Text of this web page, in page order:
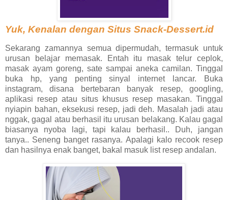
Yuk, Kenalan dengan Situs Snack-Dessert.id
Sekarang zamannya semua dipermudah, termasuk untuk
urusan belajar memasak. Entah itu masak telur ceplok,
masak ayam goreng, sate sampai aneka camilan. Tinggal
buka hp, yang penting sinyal internet lancar. Buka
instagram, disana bertebaran banyak resep, googling,
aplikasi resep atau situs khusus resep masakan. Tinggal
nyiapin bahan, eksekusi resep, jadi deh. Masalah jadi atau
nggak, gagal atau berhasil itu urusan belakang. Kalau gagal
biasanya nyoba lagi, tapi kalau berhasil.. Duh, jangan
tanya.. Seneng banget rasanya. Apalagi kalo recook resep
dan hasilnya enak banget, bakal masuk list resep andalan.